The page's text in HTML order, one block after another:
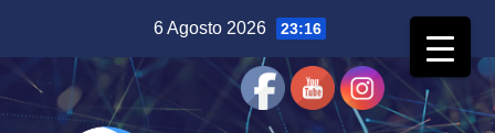
contenuto
6 Agosto 2026 23:16